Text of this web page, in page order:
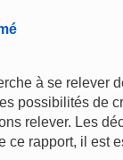
à se relever
possibilités de
relever. Les
ce rapport, il est